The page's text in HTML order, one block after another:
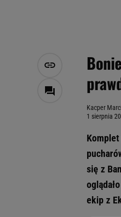
Kacper
1 sierpnia
się z
ekip z